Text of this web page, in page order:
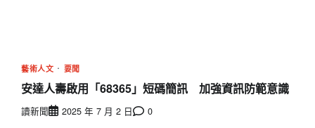
藝術人文 要聞
安達人壽啟用「68365」短碼簡訊 加強資訊防範意識
讀新聞 2025 年 7 月 2 日 0